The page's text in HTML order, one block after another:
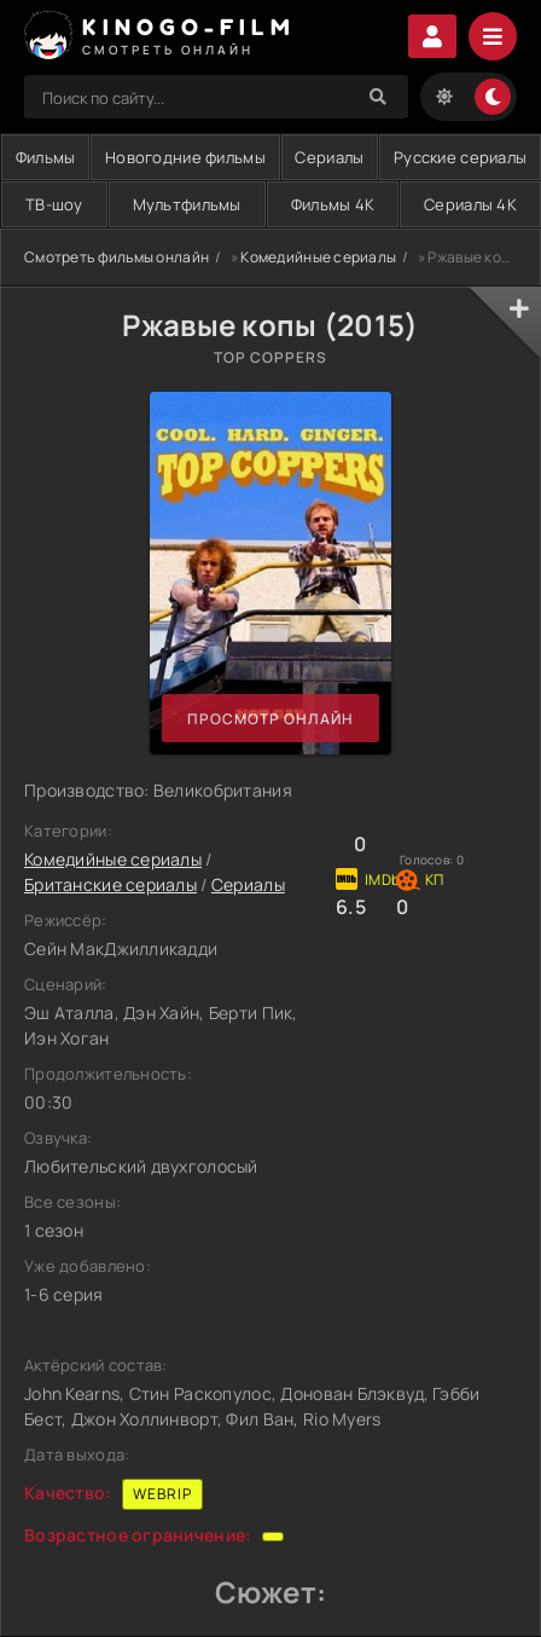
KINOGO-FILM
СМОТРЕТЬ ОНЛАЙН
Фильмы Новогодние фильмы Сериалы Русские сериалы
ТВ-шоу Мультфильмы Фильмы 4K Сериалы 4K
Смотреть фильмы онлайн »Комедийные сериалы » Ржавые копы (2015)
Ржавые копы (2015)
TOP COPPERS
ПРОСМОТР ОНЛАЙН
Производство: Великобритания
Категории:
Комедийные сериалы /
Британские сериалы / Сериалы
Режиссёр:
Сейн МакДжилликадди
Сценарий:
Эш Аталла, Дэн Хайн, Берти Пик,
Иэн Хоган
Продолжительность:
00:30
Озвучка:
Любительский двухголосый
Все сезоны:
1 сезон
Уже добавлено:
1-6 серия
0
Голосов: 0
6.5 0
Актёрский состав:
John Kearns, Стин Раскопулос, Донован Блэквуд, Гэбби
Бест, Джон Холлинворт, Фил Ван, Rio Myers
Дата выхода:
Качество: WEBRIP
Возрастное ограничение:
Сюжет: